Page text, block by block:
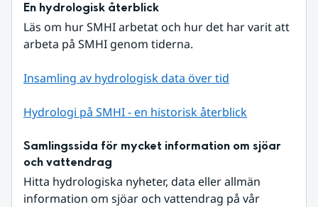
En hydrologisk återblick
Läs om hur SMHI arbetat och hur det har varit att
arbeta på SMHI genom tiderna.
Insamling av hydrologisk data över tid
Hydrologi på SMHI - en historisk återblick
Samlingssida för mycket information om sjöar
och vattendrag
Hitta hydrologiska nyheter, data eller allmän
information om sjöar och vattendrag på vår